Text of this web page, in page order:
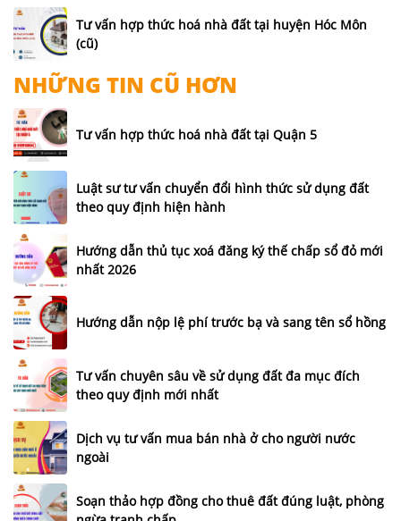
Tư vấn hợp thức hoá nhà đất tại huyện Hóc Môn
(cũ)
NHỮNG TIN CŨ HƠN
Tư vấn hợp thức hoá nhà đất tại Quận 5
Luật sư tư vấn chuyển đổi hình thức sử dụng đất
theo quy định hiện hành
Hướng dẫn thủ tục xoá đăng ký thế chấp sổ đỏ mới
nhất 2026
Hướng dẫn nộp lệ phí trước bạ và sang tên sổ hồng
Tư vấn chuyên sâu về sử dụng đất đa mục đích
theo quy định mới nhất
Dịch vụ tư vấn mua bán nhà ở cho người nước
ngoài
Soạn thảo hợp đồng cho thuê đất đúng luật, phòng